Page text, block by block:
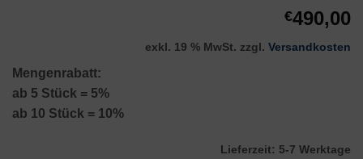
€490,00
exkl. 19 % MwSt. zzgl. Versandkosten
Mengenrabatt:
ab 5 Stück = 5%
ab 10 Stück = 10%
Lieferzeit: 5-7 Werktage